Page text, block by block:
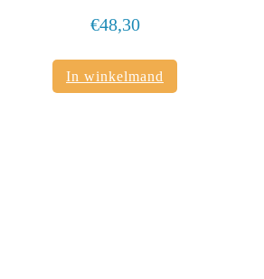
€48,30
In winkelmand